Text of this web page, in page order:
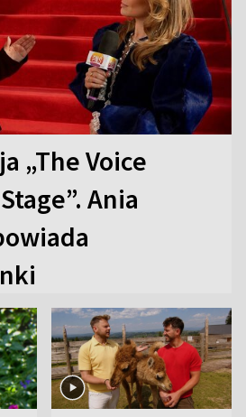
„The Voice
Ania